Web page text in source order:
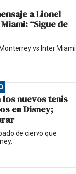
a Lionel
“Sigue de
vs Inter Miami
los nuevos tenis
en Disney;
de ciervo que